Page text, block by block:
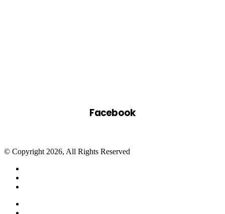
Facebook
© Copyright 2026, All Rights Reserved
Facebook
Twitter
WhatsApp
Telegram
Close